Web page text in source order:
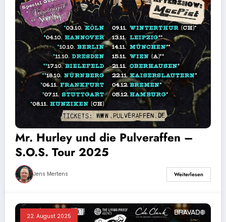
Mr. Hurley und die Pulveraffen –
S.O.S. Tour 2025
Jens Mertens Weiterlesen
22. August 2025